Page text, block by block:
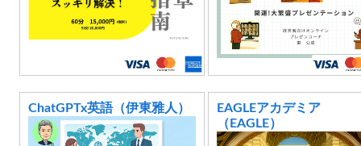
ChatGPTx英語（伊東雅人）
EAGLEアカデミア
（EAGLE）